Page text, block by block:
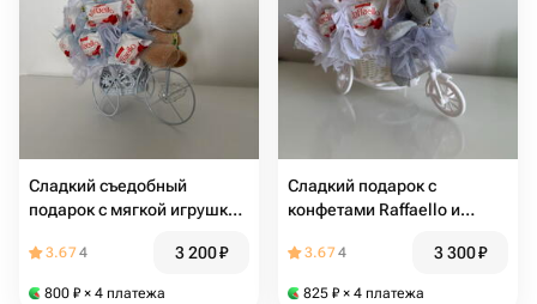
Сладкий съедобный
подарок с мягкой игрушкой
3.674 3 200₽
800 ₽ × 4 платежа
Сладкий подарок с
конфетами Raffaello и
3.674 3 300₽
825 ₽ × 4 платежа